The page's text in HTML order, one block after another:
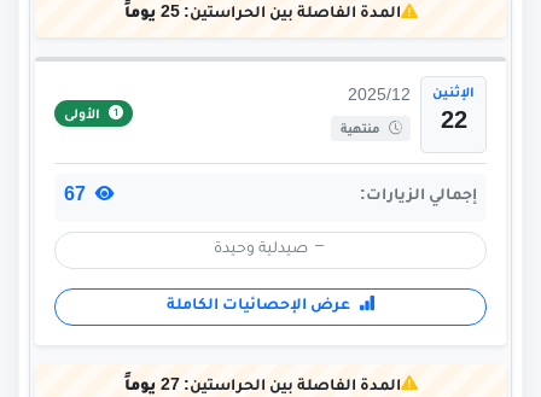
المدة الفاصلة بين الحراستين:25 يوماً
الإثنين
22
2025/12
منتهية
الأولى
إجمالي الزيارات:
صيدلية وحيدة
عرض الإحصائيات الكاملة
المدة الفاصلة بين الحراستين: 27 يوماً